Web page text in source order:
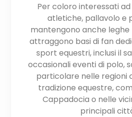
Per coloro interessati
atletiche, pallavolo e
mantengono anche leghe
attraggono basi di fan
sport equestri, inclusi il
occasionali eventi di polo,
particolare nelle regioni
tradizione equestre,
Cappadocia o nelle
principali